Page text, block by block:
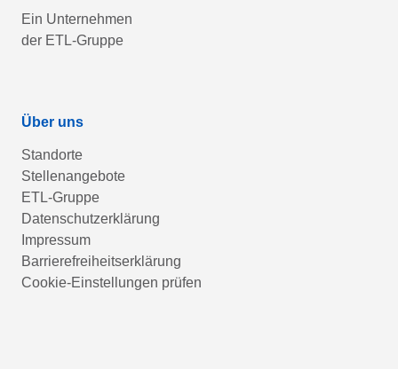
Ein Unternehmen
der ETL-Gruppe
Über uns
Standorte
Stellenangebote
ETL-Gruppe
Datenschutzerklärung
Impressum
Barrierefreiheitserklärung
Cookie-Einstellungen prüfen